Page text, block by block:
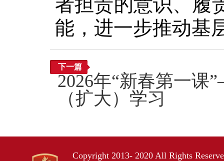
能，进一步推动基
下一篇
2026年“新春第一
（扩大）学习
Copyright 2013- 2020 All Rights